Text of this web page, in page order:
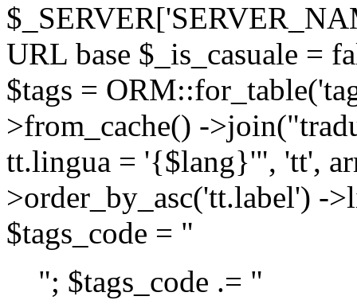
URL base $_is_casuale =
$tags =
>from_cache() -
tt.lingua = '{$lang}'", 'tt',
>order_by_asc('tt.label') -
$tags_code = "
"; $tags_code .= "